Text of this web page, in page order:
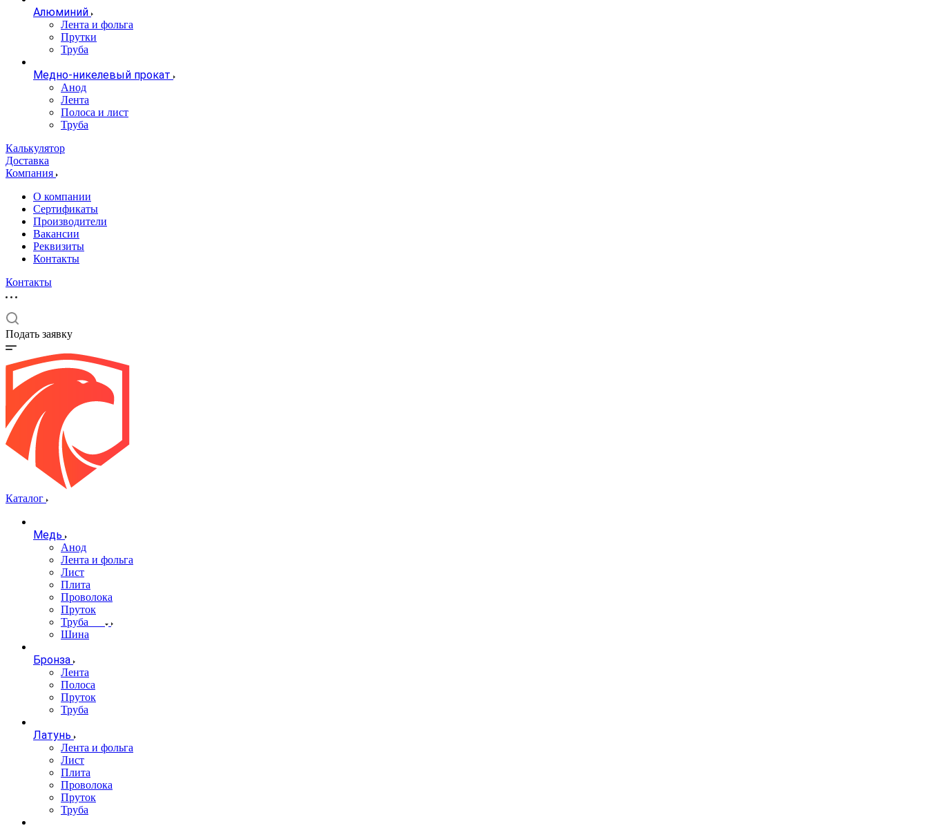
Алюминий
Лента и фольга
Прутки
Труба
Медно-никелевый прокат
Анод
Лента
Полоса и лист
Труба
Калькулятор
Доставка
Компания
О компании
Сертификаты
Производители
Вакансии
Реквизиты
Контакты
Контакты
Подать заявку
Каталог
Медь
Анод
Лента и фольга
Лист
Плита
Проволока
Пруток
Труба
Шина
Бронза
Лента
Полоса
Пруток
Труба
Латунь
Лента и фольга
Лист
Плита
Проволока
Пруток
Труба